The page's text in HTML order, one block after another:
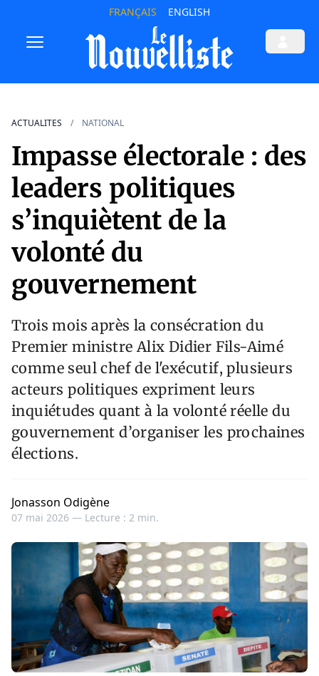
FRANÇAIS ENGLISH
ACTUALITES NATIONAL
Impasse électorale : des
leaders politiques
s’inquiètent de la
volonté du
gouvernement
Trois mois après la consécration du
Premier ministre Alix Didier Fils-Aimé
comme seul chef de l'exécutif, plusieurs
acteurs politiques expriment leurs
inquiétudes quant à la volonté réelle du
gouvernement d’organiser les prochaines
élections.
Jonasson Odigène
07 mai 2026 — Lecture : 2 min.